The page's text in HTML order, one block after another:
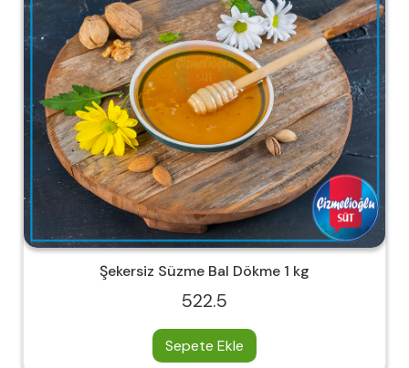
Şekersiz Süzme Bal Dökme 1 kg
522.5
Sepete Ekle